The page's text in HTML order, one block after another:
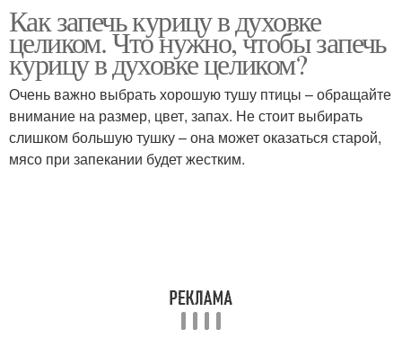
Курица в майонезе Маринад для курицы
Курица в фольге Целая курица
Как запечь курицу в духовке
целиком. Что нужно, чтобы запечь
курицу в духовке целиком?
Очень важно выбрать хорошую тушу птицы – обращайте
внимание на размер, цвет, запах. Не стоит выбирать
слишком большую тушку – она может оказаться старой,
мясо при запекании будет жестким.